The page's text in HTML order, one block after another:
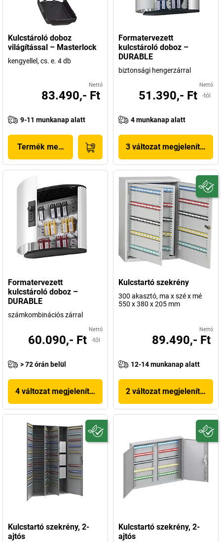
Kulcstároló doboz
világítással – Masterlock
kengyellel, cs. e. 4 db
Nettó
83.490,- Ft
9-11 munkanap alatt
Termék megjelenítése
Formatervezett
kulcstároló doboz –
DURABLE
biztonsági hengerzárral
Nettó
51.390,- Ft -tól
4 munkanap alatt
3 változat megjelenítése
Formatervezett
kulcstároló doboz –
DURABLE
számkombinációs zárral
Nettó
60.090,- Ft -tól
> 72 órán belül
4 változat megjelenítése
Kulcstartó szekrény
300 akasztó, ma x szé x mé
550 x 380 x 205 mm
Nettó
89.490,- Ft
12-14 munkanap alatt
2 változat megjelenítése
Kulcstartó szekrény, 2-
ajtós
Kulcstartó szekrény, 2-
ajtós